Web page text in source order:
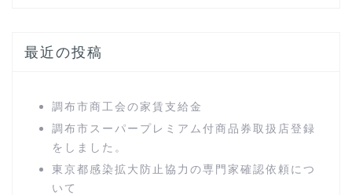
最近の投稿
調布市商工会の家賃支給金
調布市スーパープレミアム付商品券取扱店登録
をしました。
東京都感染拡大防止協力の専門家確認依頼につ
いて